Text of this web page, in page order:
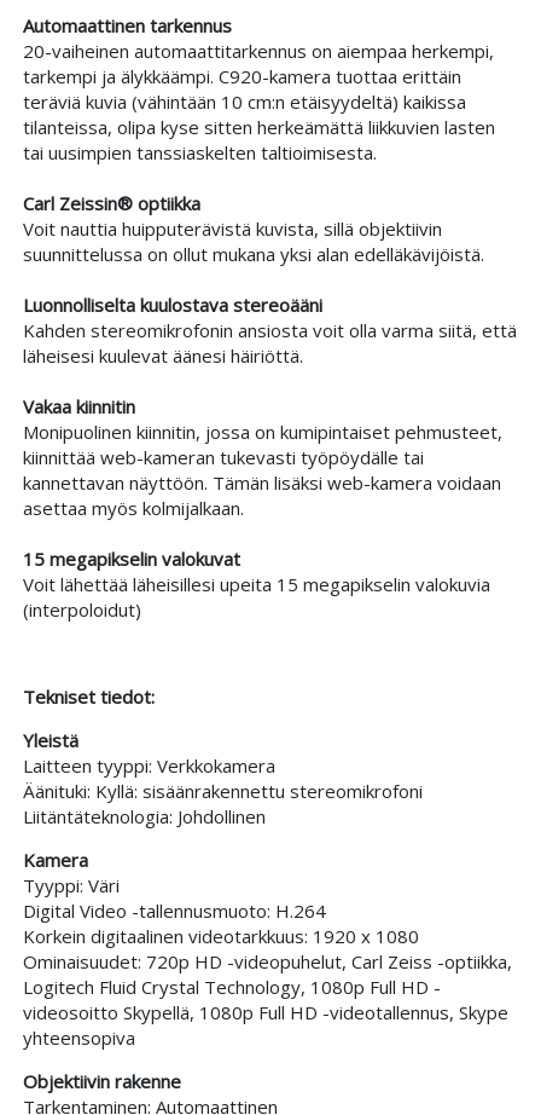
Automaattinen tarkennus
20-vaiheinen automaattitarkennus on aiempaa herkempi,
tarkempi ja älykkäämpi. C920-kamera tuottaa erittäin
teräviä kuvia (vähintään 10 cm:n etäisyydeltä) kaikissa
tilanteissa, olipa kyse sitten herkeämättä liikkuvien lasten
tai uusimpien tanssiaskelten taltioimisesta.
Carl Zeissin® optiikka
Voit nauttia huipputerävistä kuvista, sillä objektiivin
suunnittelussa on ollut mukana yksi alan edelläkävijöistä.
Luonnolliselta kuulostava stereoääni
Kahden stereomikrofonin ansiosta voit olla varma siitä, että
läheisesi kuulevat äänesi häiriöttä.
Vakaa kiinnitin
Monipuolinen kiinnitin, jossa on kumipintaiset pehmusteet,
kiinnittää web-kameran tukevasti työpöydälle tai
kannettavan näyttöön. Tämän lisäksi web-kamera voidaan
asettaa myös kolmijalkaan.
15 megapikselin valokuvat
Voit lähettää läheisillesi upeita 15 megapikselin valokuvia
(interpoloidut)
Tekniset tiedot:
Yleistä
Laitteen tyyppi: Verkkokamera
Äänituki: Kyllä: sisäänrakennettu stereomikrofoni
Liitäntäteknologia: Johdollinen
Kamera
Tyyppi: Väri
Digital Video -tallennusmuoto: H.264
Korkein digitaalinen videotarkkuus: 1920 x 1080
Ominaisuudet: 720p HD -videopuhelut, Carl Zeiss -optiikka,
Logitech Fluid Crystal Technology, 1080p Full HD -
videosoitto Skypellä, 1080p Full HD -videotallennus, Skype
yhteensopiva
Objektiivin rakenne
Tarkentaminen: Automaattinen